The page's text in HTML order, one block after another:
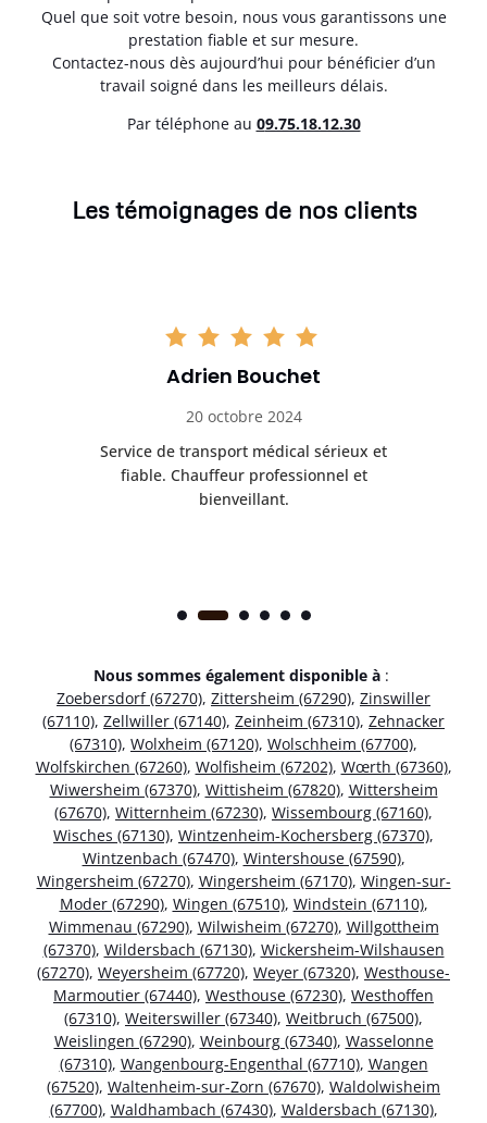
Quel que soit votre besoin, nous vous garantissons une
prestation fiable et sur mesure.
Contactez-nous dès aujourd’hui pour bénéficier d’un
travail soigné dans les meilleurs délais.
Par téléphone au 09.75.18.12.30
Les témoignages de nos clients
Adrien Bouchet
20 octobre 2024
Service de transport médical sérieux et
fiable. Chauffeur professionnel et
bienveillant.
Nous sommes également disponible à :
Zoebersdorf (67270), Zittersheim (67290), Zinswiller
(67110), Zellwiller (67140), Zeinheim (67310), Zehnacker
(67310), Wolxheim (67120), Wolschheim (67700),
Wolfskirchen (67260), Wolfisheim (67202), Wœrth (67360),
Wiwersheim (67370), Wittisheim (67820), Wittersheim
(67670), Witternheim (67230), Wissembourg (67160),
Wisches (67130), Wintzenheim-Kochersberg (67370),
Wintzenbach (67470), Wintershouse (67590),
Wingersheim (67270), Wingersheim (67170), Wingen-sur-
Moder (67290), Wingen (67510), Windstein (67110),
Wimmenau (67290), Wilwisheim (67270), Willgottheim
(67370), Wildersbach (67130), Wickersheim-Wilshausen
(67270), Weyersheim (67720), Weyer (67320), Westhouse-
Marmoutier (67440), Westhouse (67230), Westhoffen
(67310), Weiterswiller (67340), Weitbruch (67500),
Weislingen (67290), Weinbourg (67340), Wasselonne
(67310), Wangenbourg-Engenthal (67710), Wangen
(67520), Waltenheim-sur-Zorn (67670), Waldolwisheim
(67700), Waldhambach (67430), Waldersbach (67130),